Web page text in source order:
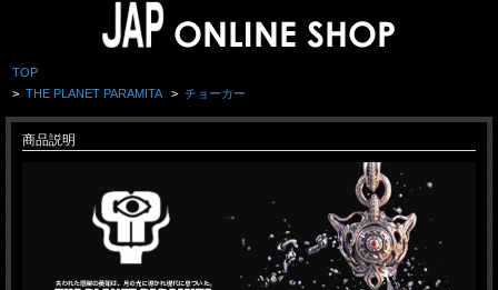
TOP
> THE PLANET PARAMITA > チョーカー
商品説明